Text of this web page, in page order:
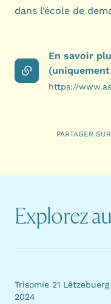
dans l’école de
En savoir
https://
PARTAGER SUR
Explorez
Trisomie 21
2024